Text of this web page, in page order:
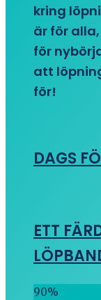
kring
är för
för
att
för!
DAGS
ETT
90%